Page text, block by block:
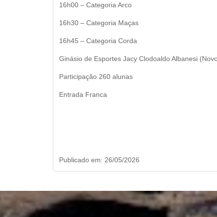
16h00 – Categoria Arco
16h30 – Categoria Maças
16h45 – Categoria Corda
Ginásio de Esportes Jacy Clodoaldo Albanesi
Participação 260 alunas
Entrada Franca
Publicado em: 26/05/2026